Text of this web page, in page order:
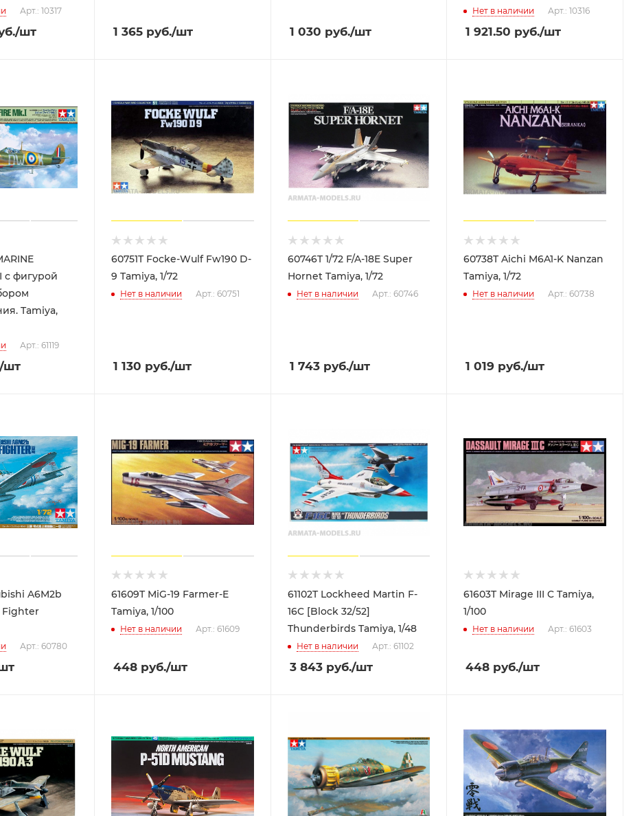
Арт.: 10317
/шт 1 365 руб./шт 1 030 руб./шт
Нет в наличии Арт.: 10316
1 921.50 руб./шт
с фигурой
Tamiya,
Арт.: 61119
шт
60751T Focke-Wulf Fw190 D-
9 Tamiya, 1/72
Нет в наличии Арт.: 60751
1 130 руб./шт
60746T 1/72 F/A-18E Super
Hornet Tamiya, 1/72
Нет в наличии Арт.: 60746
1 743руб./шт
60738T Aichi M6A1-K Nanzan
Tamiya, 1/72
Нет в наличии Арт.: 60738
1 019 руб./шт
A6M2b
Fighter
Арт.: 60780
61609T MiG-19 Farmer-E
Tamiya, 1/100
Нет в наличии Арт.: 61609
448 руб./шт
61102T Lockheed Martin F-
16C [Block 32/52]
Thunderbirds Tamiya, 1/48
Нет в наличии Арт.: 61102
3 843руб./шт
61603T Mirage III C Tamiya,
1/100
Нет в наличии Арт.: 61603
448 руб./шт